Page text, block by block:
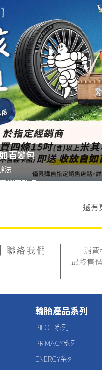
百變包
法
銷開跑 ​▌
帳號https://s.no8.io/link/channels/
讓說走就走的慢旅行輕鬆舒心 購胎享收放自如百變包 隨時玩都能舒適到位
還有
消費
最終售
輪胎產品系列
PILOT系列
PRIMACY系列
ENERGY系列